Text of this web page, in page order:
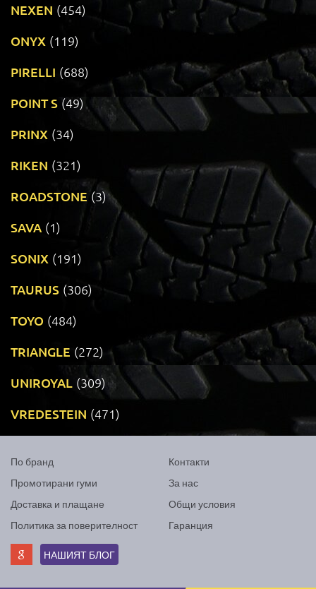
NEXEN (454)
ONYX (119)
PIRELLI (688)
POINT S (49)
PRINX (34)
RIKEN (321)
ROADSTONE (3)
SAVA (1)
SONIX (191)
TAURUS (306)
TOYO (484)
TRIANGLE (272)
UNIROYAL (309)
VREDESTEIN (471)
По бранд
Промотирани гуми
Доставка и плащане
Политика за поверителност
Контакти
За нас
Общи условия
Гаранция
НАШИЯТ БЛОГ